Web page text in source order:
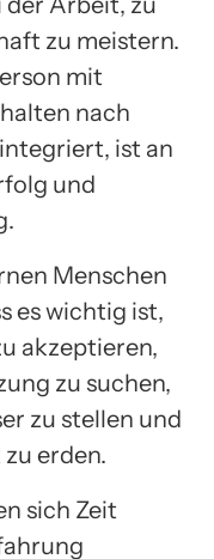
zu meistern.
mit
nach
ist an
und
Menschen
es wichtig ist,
akzeptieren,
zu suchen,
zu stellen und
erden.
sich Zeit